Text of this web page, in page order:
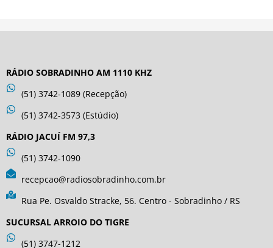
RÁDIO SOBRADINHO AM 1110 KHZ
(51) 3742-1089 (Recepção)
(51) 3742-3573 (Estúdio)
RÁDIO JACUÍ FM 97,3
(51) 3742-1090
recepcao@radiosobradinho.com.br
Rua Pe. Osvaldo Stracke, 56. Centro - Sobradinho / RS
SUCURSAL ARROIO DO TIGRE
(51) 3747-1212